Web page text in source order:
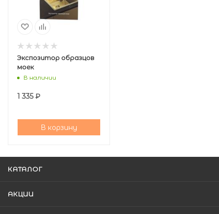
Экспозитор образцов
моек
В наличии
1 335₽
В корзину
КАТАЛОГ
АКЦИИ